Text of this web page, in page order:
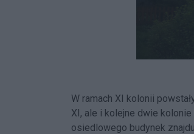
W ramach XI kolonii
XI, ale i kolejne dwie
osiedlowego budynek